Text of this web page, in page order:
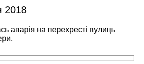
2018
аварія на перехресті вулиць